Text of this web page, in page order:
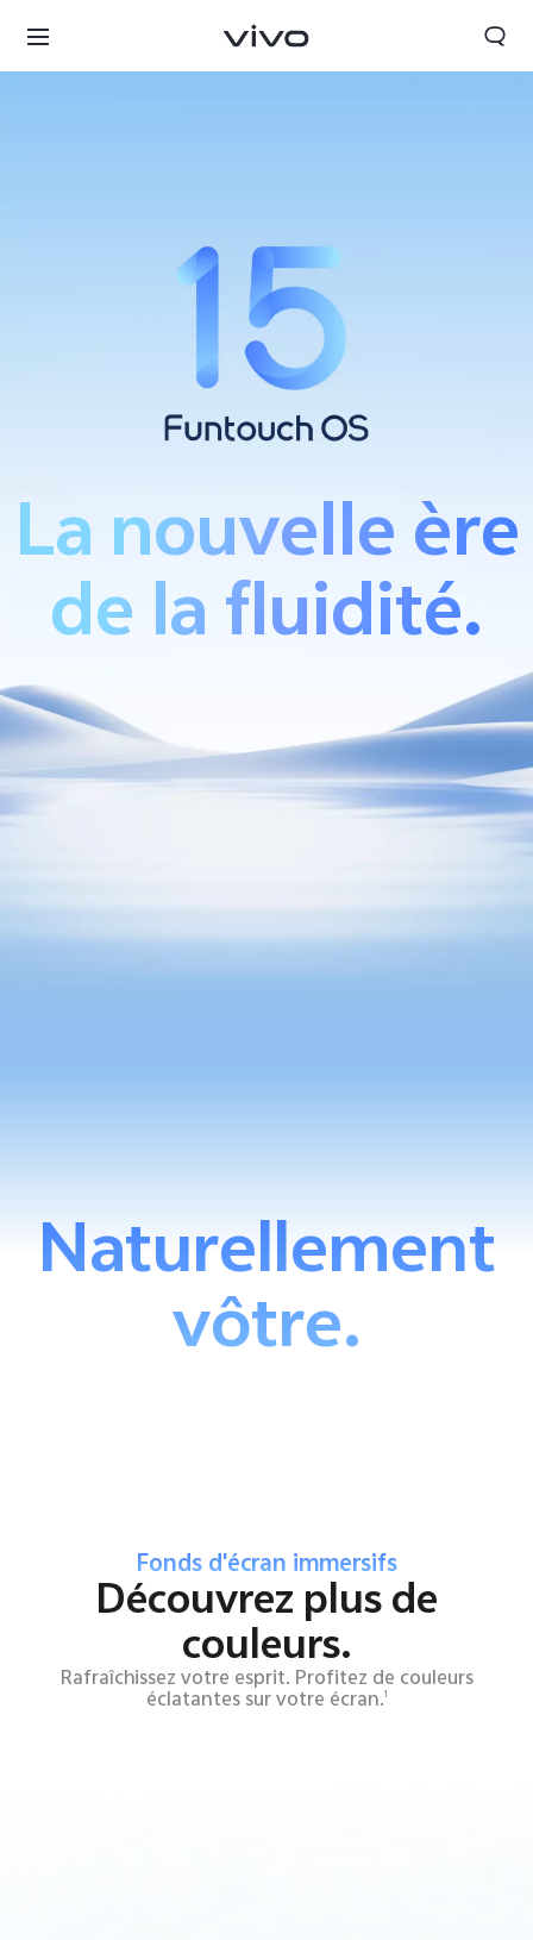
La nouvelle ère
de la fluidité.
Naturellement
vôtre.
Fonds d'écran immersifs
Découvrez plus de
couleurs.
Rafraîchissez votre esprit. Profitez de couleurs
éclatantes sur votre écran.1